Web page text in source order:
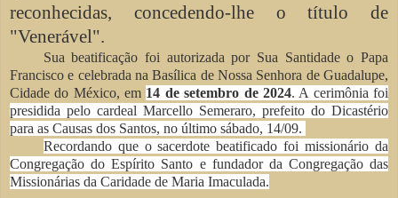
reconhecidas, concedendo-lhe o título de
"Venerável".
Sua beatificação foi autorizada por Sua Santidade o Papa
Francisco e celebrada na Basílica de Nossa Senhora de Guadalupe,
Cidade do México, em 14 de setembro de 2024. A cerimônia foi
presidida pelo cardeal Marcello Semeraro, prefeito do Dicastério
para as Causas dos Santos, no último sábado, 14/09.
Recordando que o sacerdote beatificado foi missionário da
Congregação do Espírito Santo e fundador da Congregação das
Missionárias da Caridade de Maria Imaculada.